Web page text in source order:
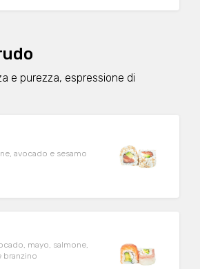
e purezza, espressione di
avocado e sesamo
mayo, salmone,
branzino